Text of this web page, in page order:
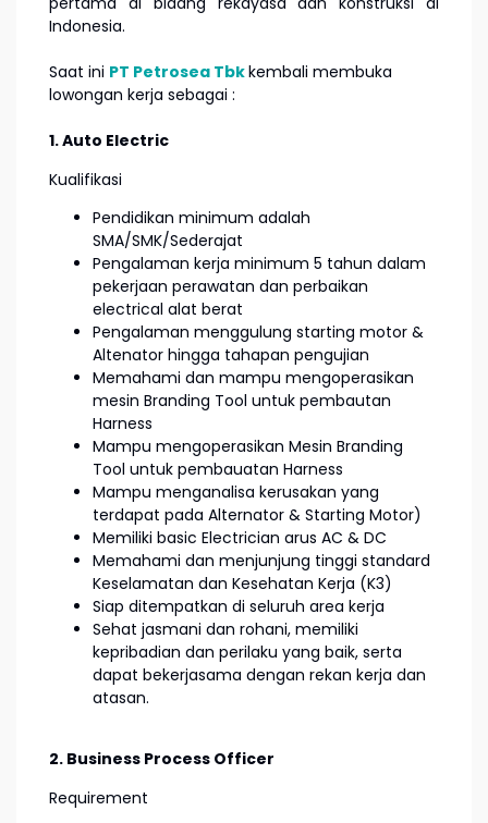
Indonesia.
Saat ini PT Petrosea Tbkkembali membuka
lowongan kerja sebagai :
1. Auto Electric
Kualifikasi
Pendidikan minimum adalah
SMA/SMK/Sederajat
Pengalaman kerja minimum 5 tahun dalam
pekerjaan perawatan dan perbaikan
electrical alat berat
Pengalaman menggulung starting motor &
Altenator hingga tahapan pengujian
Memahami dan mampu mengoperasikan
mesin Branding Tool untuk pembautan
Harness
Mampu mengoperasikan Mesin Branding
Tool untuk pembauatan Harness
Mampu menganalisa kerusakan yang
terdapat pada Alternator & Starting Motor)
Memiliki basic Electrician arus AC & DC
Memahami dan menjunjung tinggi standard
Keselamatan dan Kesehatan Kerja (K3)
Siap ditempatkan di seluruh area kerja
Sehat jasmani dan rohani, memiliki
kepribadian dan perilaku yang baik, serta
dapat bekerjasama dengan rekan kerja dan
atasan.
2. Business Process Officer
Requirement